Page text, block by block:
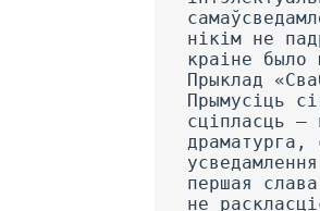
нікім не
краіне было
Прыклад
Прымусіць
сціпласць —
драматурга,
першая
не